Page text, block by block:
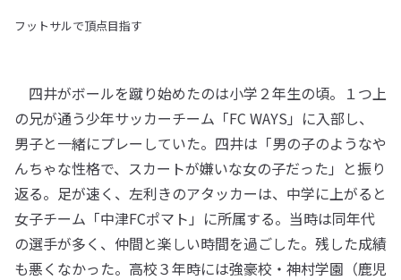
フットサルで頂点目指す
四井がボールを蹴り始めたのは小学２年生の頃。１つ上
の兄が通う少年サッカーチーム「FC WAYS」に入部し、
男子と一緒にプレーしていた。四井は「男の子のようなや
んちゃな性格で、スカートが嫌いな女の子だった」と振り
返る。足が速く、左利きのアタッカーは、中学に上がると
女子チーム「中津FCポマト」に所属する。当時は同年代
の選手が多く、仲間と楽しい時間を過ごした。残した成績
も悪くなかった。高校３年時には強豪校・神村学園（鹿児